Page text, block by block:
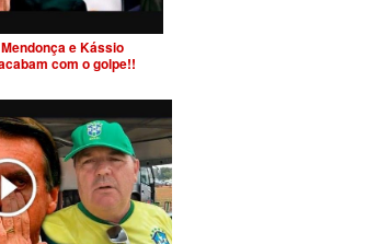
e Kássio
com o golpe!!